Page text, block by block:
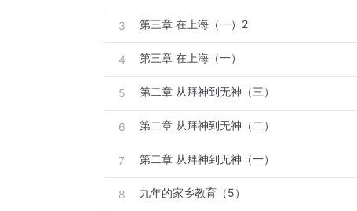
3 第三章 在上海（一）2
4 第三章 在上海（一）
5 第二章 从拜神到无神（三）
6 第二章 从拜神到无神（二）
7 第二章 从拜神到无神（一）
8 九年的家乡教育（5）